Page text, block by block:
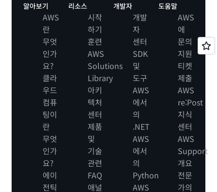
알아보기
AWS
란
무엇
인가
요?
클라
우드
컴퓨
팅이
란
무엇
인가
요?
에이
전틱
리소스
시작
하기
훈련
AWS
Solutions
Library
아키
텍처
센터
제품
및
기술
관련
FAQ
애널
개발자
개발
자
센터
SDK
및
도구
AWS
에서
의
.NET
AWS
에서
의
Python
AWS
도움말
AWS
에
문의
지원
티켓
제출
AWS
re:Post
지식
센터
AWS
Support
개요
전문
가의